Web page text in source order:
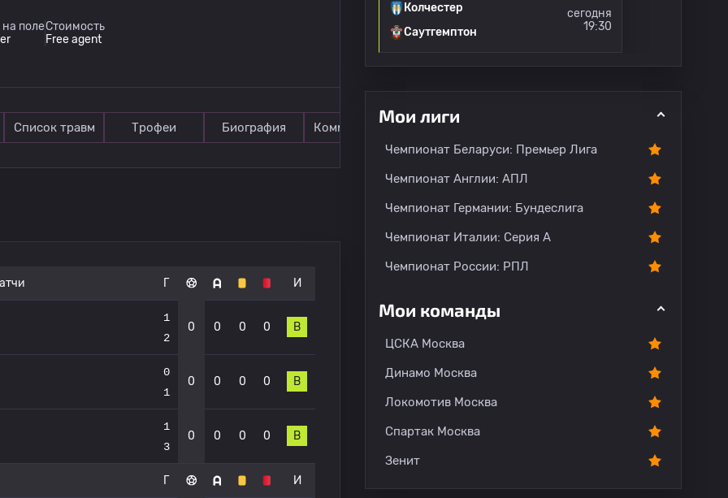
полеСтоимость
Free agent
Список травм Трофеи Биография Комментарии
Г И
1
2
0 0 0 0 В
0
1
0 0 0 0 В
1
3
0 0 0 0 В
Г И
Колчестер
Саутгемптон
сегодня
19:30
Мои лиги
Чемпионат Беларуси: Премьер Лига
Чемпионат Англии: АПЛ
Чемпионат Германии: Бундеслига
Чемпионат Италии: Серия А
Чемпионат России: РПЛ
Мои команды
ЦСКА Москва
Динамо Москва
Локомотив Москва
Спартак Москва
Зенит